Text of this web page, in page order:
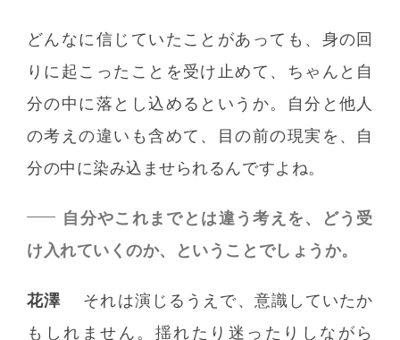
どんなに信じていたことがあっても、身の回
りに起こったことを受け止めて、ちゃんと自
分の中に落とし込めるというか。自分と他人
の考えの違いも含めて、目の前の現実を、自
分の中に染み込ませられるんですよね。
自分やこれまでとは違う考えを、どう受
け入れていくのか、ということでしょうか。
花澤
それは演じるうえで、意識していたか
もしれません。揺れたり迷ったりしながら